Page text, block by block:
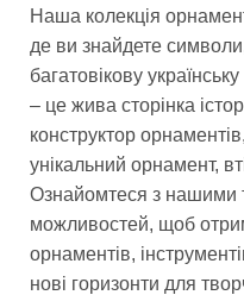
Наша колекція
де ви знайдете
багатовікову
– це жива сторінка
конструктор
унікальний орнамент,
Ознайомтеся з
можливостей, щоб
орнаментів,
нові горизонти для